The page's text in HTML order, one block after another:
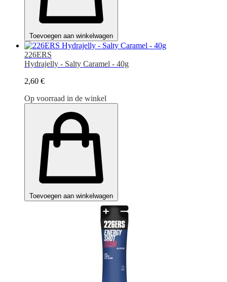
Toevoegen aan winkelwagen
226ERS
Hydrajelly - Salty Caramel - 40g
2,60 €
Op voorraad in de winkel
Toevoegen aan winkelwagen